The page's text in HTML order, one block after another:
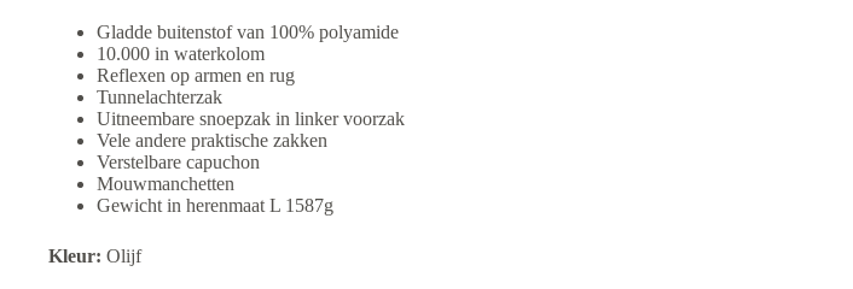
Gladde buitenstof van 100% polyamide
10.000 in waterkolom
Reflexen op armen en rug
Tunnelachterzak
Uitneembare snoepzak in linker voorzak
Vele andere praktische zakken
Verstelbare capuchon
Mouwmanchetten
Gewicht in herenmaat L 1587g
Kleur: Olijf